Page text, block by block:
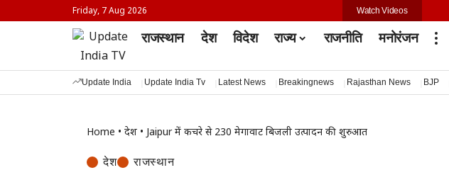
Friday, 7 Aug 2026 Watch Videos
राजस्थान देश विदेश राज्य राजनीति मनोरंजन
Update India Update India Tv Latest News Breakingnews Rajasthan News BJP
Home • देश • Jaipur में कचरे से 230 मेगावाट बिजली उत्पादन की शुरुआत
देश राजस्थान